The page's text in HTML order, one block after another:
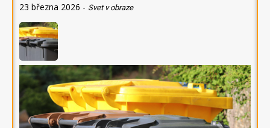
23 března 2026 - Svet v obraze